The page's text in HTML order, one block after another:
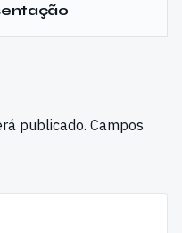
publicado. Campos